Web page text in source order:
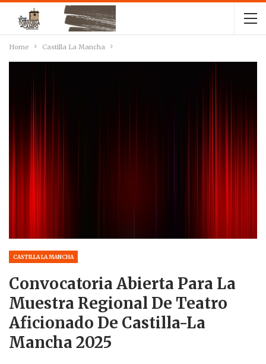
Home Castilla La Mancha
CASTILLA LA MANCHA
Convocatoria Abierta Para La
Muestra Regional De Teatro
Aficionado De Castilla-La
Mancha 2025